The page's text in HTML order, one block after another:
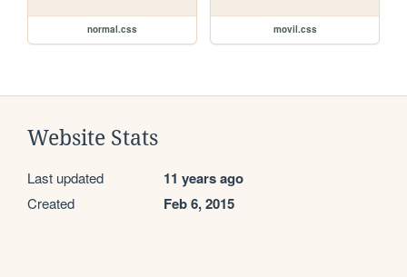
normal.css movil.css
Website Stats
Last updated 11 years ago
Created Feb 6, 2015